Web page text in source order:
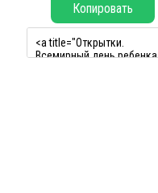
Копировать